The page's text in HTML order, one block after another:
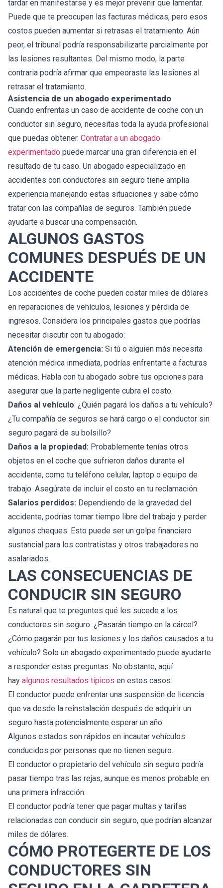
tardar en manifestarse y es mejor prevenir que lamentar.
Puede que te preocupen las facturas médicas, pero esos
costos pueden aumentar si retrasas el tratamiento. Aún
peor, el tribunal podría responsabilizarte parcialmente por
las lesiones resultantes. Del mismo modo, la parte
contraria podría afirmar que empeoraste las lesiones al
retrasar el tratamiento.
Asistencia de un abogado experimentado
Cuando enfrentas un caso de accidente de coche con un
conductor sin seguro, necesitas toda la ayuda profesional
que puedas obtener. Contratar a un abogado
experimentado puede marcar una gran diferencia en el
resultado de tu caso. Un abogado especializado en
accidentes con conductores sin seguro tiene amplia
experiencia manejando estas situaciones y sabe cómo
tratar con las compañías de seguros. También puede
ayudarte a buscar una compensación.
ALGUNOS GASTOS
COMUNES DESPUÉS DE UN
ACCIDENTE
Los accidentes de coche pueden costar miles de dólares
en reparaciones de vehículos, lesiones y pérdida de
ingresos. Considera los principales gastos que podrías
necesitar discutir con tu abogado:
Atención de emergencia: Si tú o alguien más necesita
atención médica inmediata, podrías enfrentarte a facturas
médicas. Habla con tu abogado sobre tus opciones para
asegurar que la parte negligente cubra el costo.
Daños al vehículo: ¿Quién pagará los daños a tu vehículo?
¿Tu compañía de seguros se hará cargo o el conductor sin
seguro pagará de su bolsillo?
Daños a la propiedad: Probablemente tenías otros
objetos en el coche que sufrieron daños durante el
accidente, como tu teléfono celular, laptop o equipo de
trabajo. Asegúrate de incluir el costo en tu reclamación.
Salarios perdidos: Dependiendo de la gravedad del
accidente, podrías tomar tiempo libre del trabajo y perder
algunos cheques. Esto puede ser un golpe financiero
sustancial para los contratistas y otros trabajadores no
asalariados.
LAS CONSECUENCIAS DE
CONDUCIR SIN SEGURO
Es natural que te preguntes qué les sucede a los
conductores sin seguro. ¿Pasarán tiempo en la cárcel?
¿Cómo pagarán por tus lesiones y los daños causados a tu
vehículo? Solo un abogado experimentado puede ayudarte
a responder estas preguntas. No obstante, aquí
hay algunos resultados típicos en estos casos:
El conductor puede enfrentar una suspensión de licencia
que va desde la reinstalación después de adquirir un
seguro hasta potencialmente esperar un año.
Algunos estados son rápidos en incautar vehículos
conducidos por personas que no tienen seguro.
El conductor o propietario del vehículo sin seguro podría
pasar tiempo tras las rejas, aunque es menos probable en
una primera infracción.
El conductor podría tener que pagar multas y tarifas
relacionadas con conducir sin seguro, que podrían alcanzar
miles de dólares.
CÓMO PROTEGERTE DE LOS
CONDUCTORES SIN